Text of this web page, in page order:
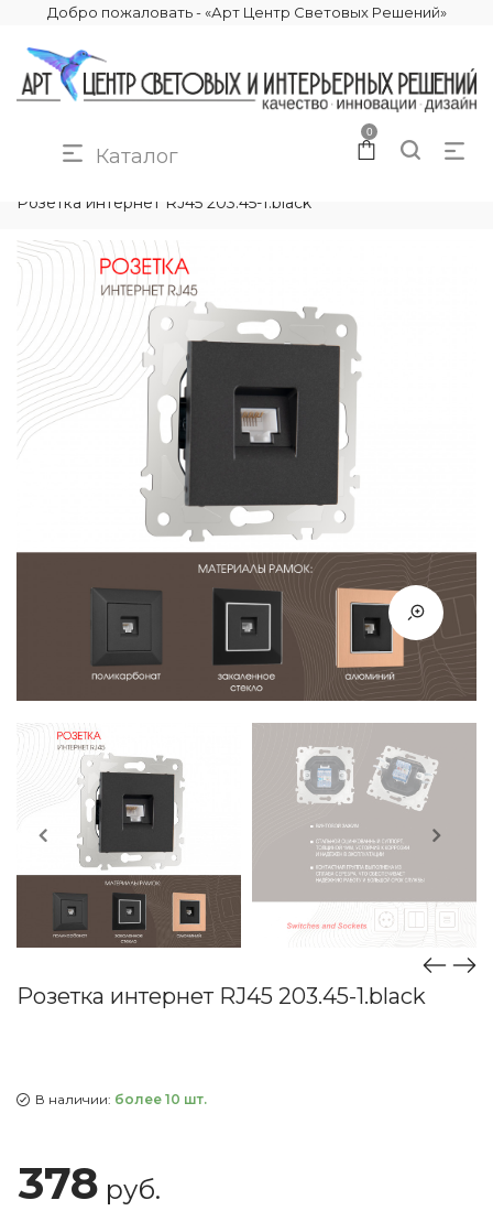
Добро пожаловать - «Арт Центр Световых Решений»
Каталог
0
Розетка интернет RJ45 203.45-1.black
Розетка интернет RJ45 203.45-1.black
В наличии: более 10 шт.
378 руб.